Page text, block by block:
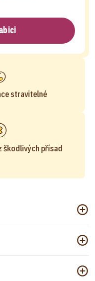
stravitelné
škodlivých přísad